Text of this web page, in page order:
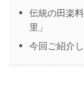
伝統の田楽
里」
今回ご紹介